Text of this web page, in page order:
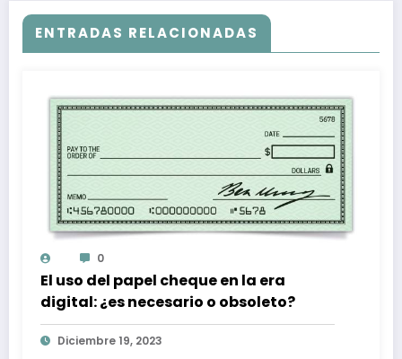
ENTRADAS RELACIONADAS
0
El uso del papel cheque en la era
digital: ¿es necesario o obsoleto?
Diciembre 19, 2023